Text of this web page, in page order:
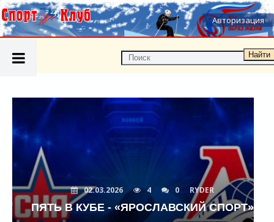
Авторизация
Найти
02.03.2026 4 0 RYDER
ПЯТЬ В КУБЕ - «ЯРОСЛАВСКИЙ СПОРТ»